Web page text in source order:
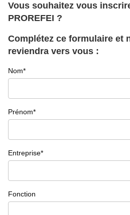
Vous souhaitez vous
PROREFEI ?
Complétez ce formulaire et
reviendra vers vous :
Nom*
Prénom*
Entreprise*
Fonction